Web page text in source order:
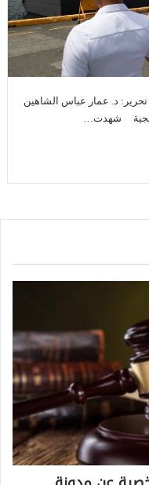
د. عمار عباس الشاهين
شهدت…